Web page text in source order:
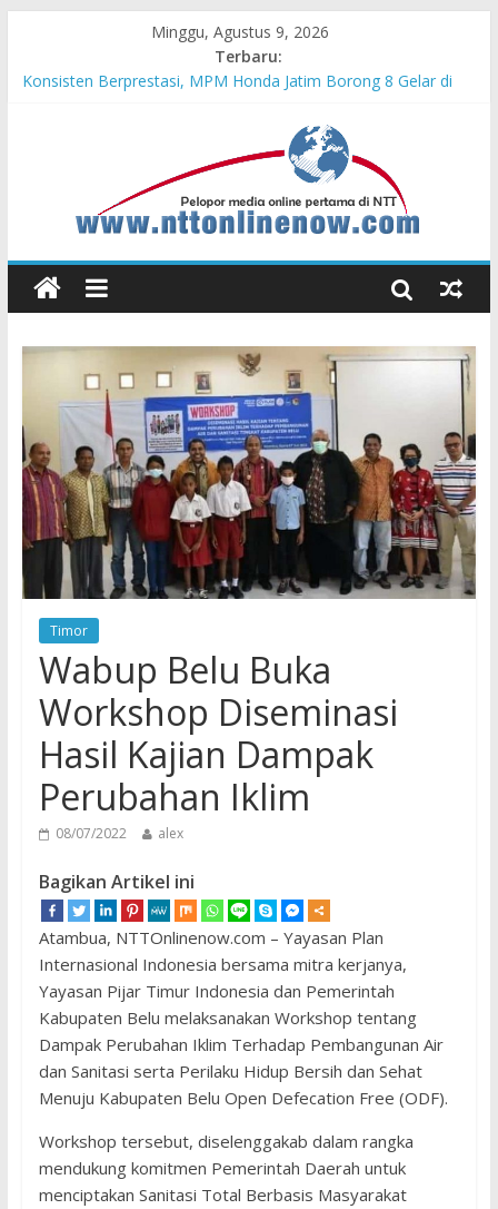
Minggu, Agustus 9, 2026
Terbaru:
Konsisten Berprestasi, MPM Honda Jatim Borong 8 Gelar di
MPM Honda Jatim Kembali Berikan Beasiswa bagi Anak Asuh
MPM Honda Jatim Bersama YBSI Berikan Pemeriksaan dan
Pengobatan Gratis bagi 100 Veteran LVRI
Cross Border, Belu Garda Terdepan NKRI, Harus Jadi Pusat
Bupati Belu Buka Garuda Sakti Cross Border Fest 2026
Timor
Wabup Belu Buka
Workshop Diseminasi
Hasil Kajian Dampak
Perubahan Iklim
08/07/2022 alex
Bagikan Artikel ini
Atambua, NTTOnlinenow.com – Yayasan Plan
Internasional Indonesia bersama mitra kerjanya,
Yayasan Pijar Timur Indonesia dan Pemerintah
Kabupaten Belu melaksanakan Workshop tentang
Dampak Perubahan Iklim Terhadap Pembangunan Air
dan Sanitasi serta Perilaku Hidup Bersih dan Sehat
Menuju Kabupaten Belu Open Defecation Free (ODF).
Workshop tersebut, diselenggakab dalam rangka
mendukung komitmen Pemerintah Daerah untuk
menciptakan Sanitasi Total Berbasis Masyarakat